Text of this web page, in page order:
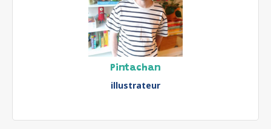
Pintachan
illustrateur